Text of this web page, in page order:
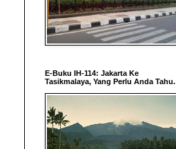
E-Buku IH-114: Jakarta Ke
Tasikmalaya, Yang Perlu Anda Tahu.